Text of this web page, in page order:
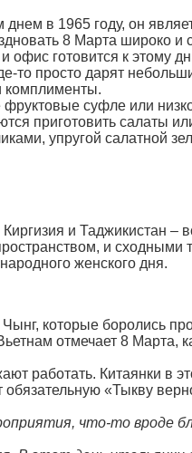
днем в 1965 году, он
8 Марта широко и
офис готовится к этому
то просто дарят
комплименты.
суфле или
приготовить салаты
упругой салатной
и Таджикистан –
и сходными
женского дня.
которые боролись
отмечает 8 Марта,
работать. Китаянки в
«Тыкву
что-то вроде